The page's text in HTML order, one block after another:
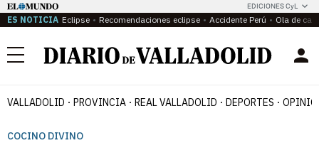
EDICIONES CyL
ES NOTICIA Eclipse Recomendaciones eclipse Accidente Perú Ola de
Menú
VALLADOLID PROVINCIA REAL VALLADOLID DEPORTES
COCINO DIVINO